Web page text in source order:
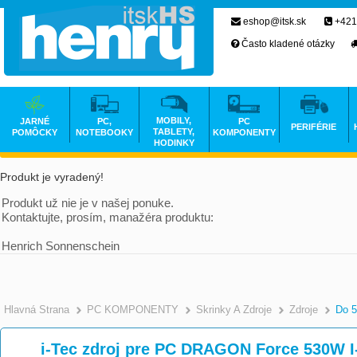
Produkt je vyradený!
Produkt už nie je v našej ponuke.
Kontaktujte, prosím, manažéra produktu:
Henrich Sonnenschein
Hlavná Strana PC KOMPONENTY Skrinky A Zdroje Zdroje Do
i-Tec zdroj pre PC DRAGON Force 530W
eshop@itsk.sk
Často kladené otázky
JARNÉ
POMÔCKY
PC,
NOTEBOOKY
MOBILY,
TABLETY,
HODINKY
PC
KOMPONENTY
PERIFÉRIE